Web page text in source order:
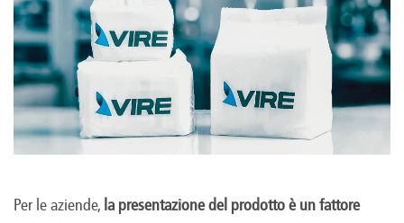
Per le aziende, la presentazione del prodotto è un fattore